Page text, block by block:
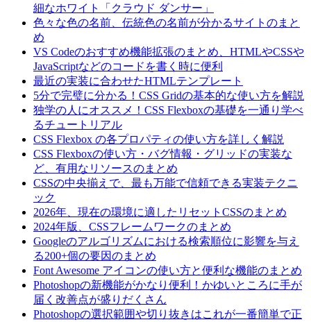
細なホワイト「クラウド ダンサー」
色々な色の名前、伝統色の名前が分かるサイトのまと
め
VS Codeのおすすめ機能拡張のまとめ、HTMLやCSSや
JavaScriptなどのコードを書く時に便利
最近の実装に合わせたHTMLテンプレート
5分で完璧に分かる！CSS Gridの基本的な使い方を解説
独学の人にオススメ！CSS Flexboxの基礎を一通り学べ
るチュートリアル
CSS Flexbox の各プロパティの使い方を詳しく解説
CSS Flexboxの使い方・バグ情報・グリッドの実装な
ど、有用なリソースのまとめ
CSSの中央揃えで、最も万能で信頼できる実装テクニ
ック
2026年、現在の環境に適したリセットCSSのまとめ
2024年版、CSSフレームワークのまとめ
Googleのアルゴリズムにおける検索順位に影響を与え
る200+個の要因のまとめ
Font Awesome アイコンの使い方と便利な機能のまとめ
Photoshopの新機能がかなり便利！かゆいところに手が
届く改善点が盛りだくさん
Photoshopの選択範囲や切り抜きはこれが一番簡単で正